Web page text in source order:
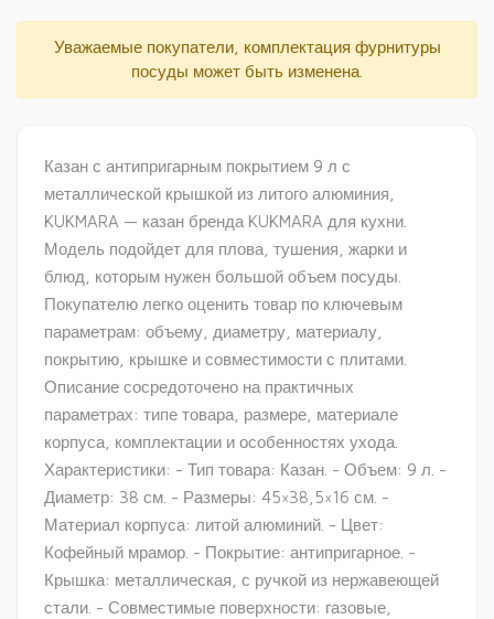
Уважаемые покупатели, комплектация фурнитуры
посуды может быть изменена.
Казан с антипригарным покрытием 9 л с
металлической крышкой из литого алюминия,
KUKMARA — казан бренда KUKMARA для кухни.
Модель подойдет для плова, тушения, жарки и
блюд, которым нужен большой объем посуды.
Покупателю легко оценить товар по ключевым
параметрам: объему, диаметру, материалу,
покрытию, крышке и совместимости с плитами.
Описание сосредоточено на практичных
параметрах: типе товара, размере, материале
корпуса, комплектации и особенностях ухода.
Характеристики: - Тип товара: Казан. - Объем: 9 л. -
Диаметр: 38 см. - Размеры: 45×38,5×16 см. -
Материал корпуса: литой алюминий. - Цвет:
Кофейный мрамор. - Покрытие: антипригарное. -
Крышка: металлическая, с ручкой из нержавеющей
стали. - Совместимые поверхности: газовые,